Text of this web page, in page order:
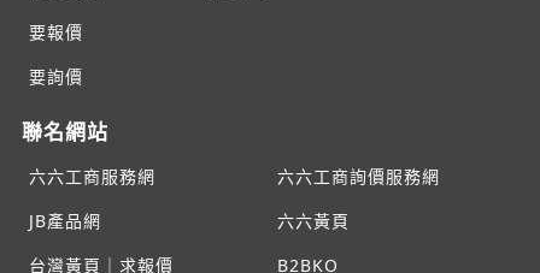
要報價
要詢價
聯名網站
六六工商服務網
六六工商詢價服務網
JB產品網
六六黃頁
台灣黃頁｜求報價
B2BKO